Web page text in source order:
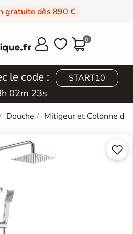
gratuite dès 890 €
  0
le code : START10
02m 22s
Douche Mitigeur et Colonne de

